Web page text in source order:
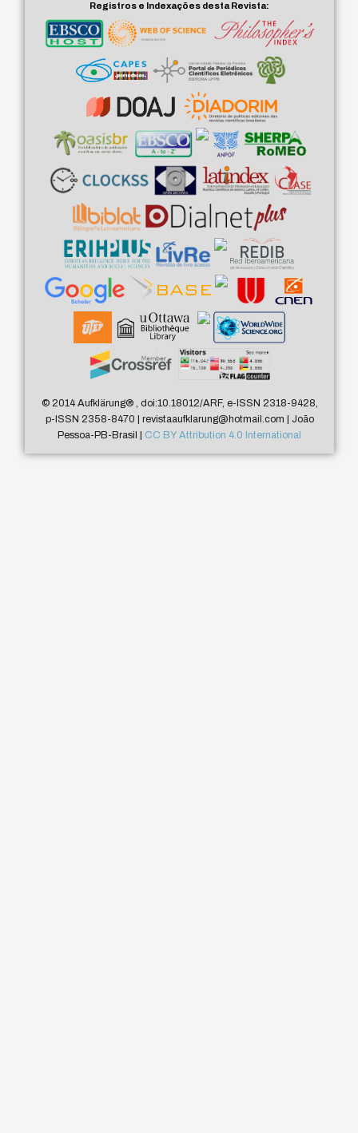
Registros e Indexações desta Revista:
© 2014 Aufklärung®, doi:10.18012/ARF, e-ISSN 2318-9428,
p-ISSN 2358-8470 | revistaaufklarung@hotmail.com | João
Pessoa-PB-Brasil | CC BY Attribution 4.0 International